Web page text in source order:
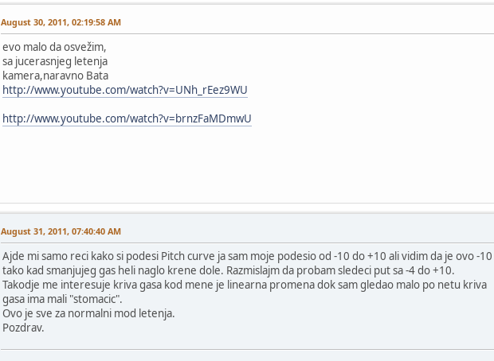
August 30, 2011, 02:19:58 AM
evo malo da osvežim,
sa jucerasnjeg letenja
kamera,naravno Bata
http://www.youtube.com/watch?v=UNh_rEez9WU
http://www.youtube.com/watch?v=brnzFaMDmwU
August 31, 2011, 07:40:40 AM
Ajde mi samo reci kako si podesi Pitch curve ja sam moje podesio od -10 do +10 ali vidim da je ovo -
tako kad smanjujeg gas heli naglo krene dole. Razmislajm da probam sledeci put sa -4 do +10.
Takodje me interesuje kriva gasa kod mene je linearna promena dok sam gledao malo po netu kriva
gasa ima mali "stomacic".
Ovo je sve za normalni mod letenja.
Pozdrav.